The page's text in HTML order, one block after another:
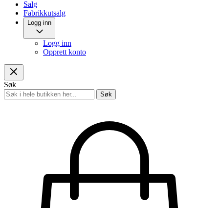
Salg
Fabrikkutsalg
Logg inn
Logg inn
Opprett konto
Søk
Søk